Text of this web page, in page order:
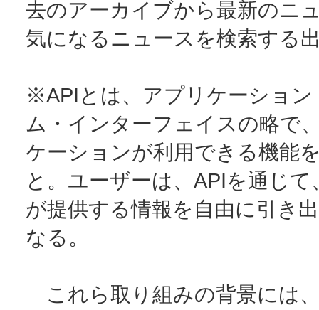
去のアーカイブから最新のニ
気になるニュースを検索する
※APIとは、アプリケーション
ム・インターフェイスの略で
ケーションが利用できる機能
と。ユーザーは、APIを通じ
が提供する情報を自由に引き
なる。
これら取り組みの背景には